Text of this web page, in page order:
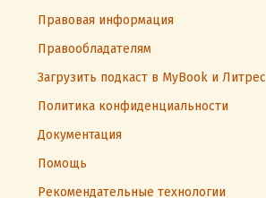
Правовая информация
Правообладателям
Загрузить подкаст в MyBook и Литрес
Политика конфиденциальности
Документация
Помощь
Рекомендательные технологии